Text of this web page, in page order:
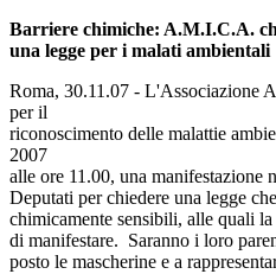
Barriere chimiche: A.M.I.C.A.
una legge per i malati ambientali
Roma, 30.11.07 - L'Associazione
per il
riconoscimento delle malattie
2007
alle ore 11.00, una manifestazione
Deputati per chiedere una legge
chimicamente sensibili, alle quali
di manifestare. Saranno i loro
posto le mascherine e a